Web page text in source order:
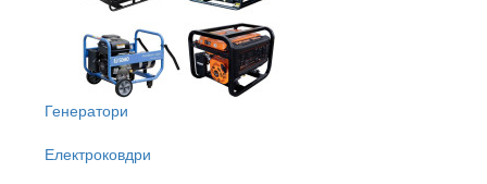
Генератори
Електроковдри